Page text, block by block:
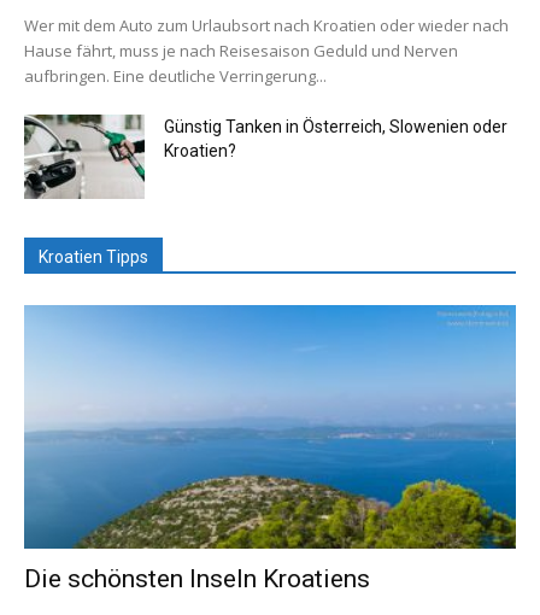
Wer mit dem Auto zum Urlaubsort nach Kroatien oder wieder nach
Hause fährt, muss je nach Reisesaison Geduld und Nerven
aufbringen. Eine deutliche Verringerung...
Günstig Tanken in Österreich, Slowenien oder
Kroatien?
Kroatien Tipps
Die schönsten Inseln Kroatiens